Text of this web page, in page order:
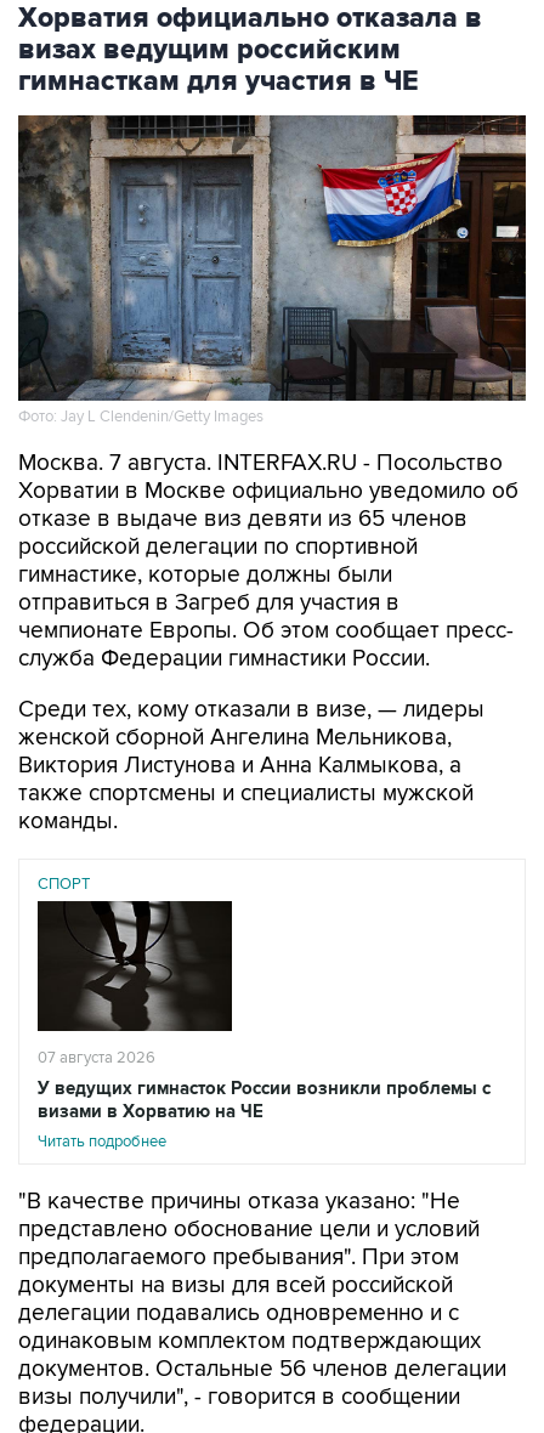
Хорватия официально отказала в
визах ведущим российским
гимнасткам для участия в ЧЕ
Фото: Jay L Clendenin/Getty Images
Москва. 7 августа. INTERFAX.RU - Посольство
Хорватии в Москве официально уведомило об
отказе в выдаче виз девяти из 65 членов
российской делегации по спортивной
гимнастике, которые должны были
отправиться в Загреб для участия в
чемпионате Европы. Об этом сообщает пресс-
служба Федерации гимнастики России.
Среди тех, кому отказали в визе, — лидеры
женской сборной Ангелина Мельникова,
Виктория Листунова и Анна Калмыкова, а
также спортсмены и специалисты мужской
команды.
СПОРТ
07 августа 2026
У ведущих гимнасток России возникли проблемы с
визами в Хорватию на ЧЕ
Читать подробнее
"В качестве причины отказа указано: "Не
представлено обоснование цели и условий
предполагаемого пребывания". При этом
документы на визы для всей российской
делегации подавались одновременно и с
одинаковым комплектом подтверждающих
документов. Остальные 56 членов делегации
визы получили", - говорится в сообщении
федерации.